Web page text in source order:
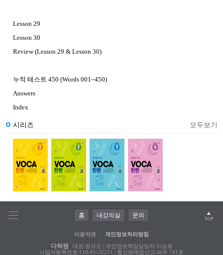
Lesson 29
Lesson 30
Review (Lesson 29 & Lesson 30)
누적 테스트 450 (Words 001~450)
Answers
Index
시리즈 모두보기
홈 내강의실 문의
이용약관 개인정보처리방침
다락원
대표:정규도 | 개인정보책임담당자:이승호
사업자등록번호:110-81-32211 | 통신판매업신고:파주 741호